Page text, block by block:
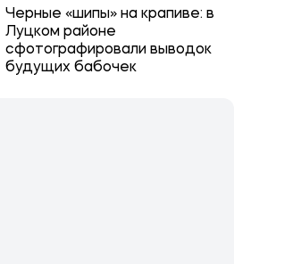
Черные «шипы» на крапиве: в
Луцком районе
сфотографировали выводок
будущих бабочек